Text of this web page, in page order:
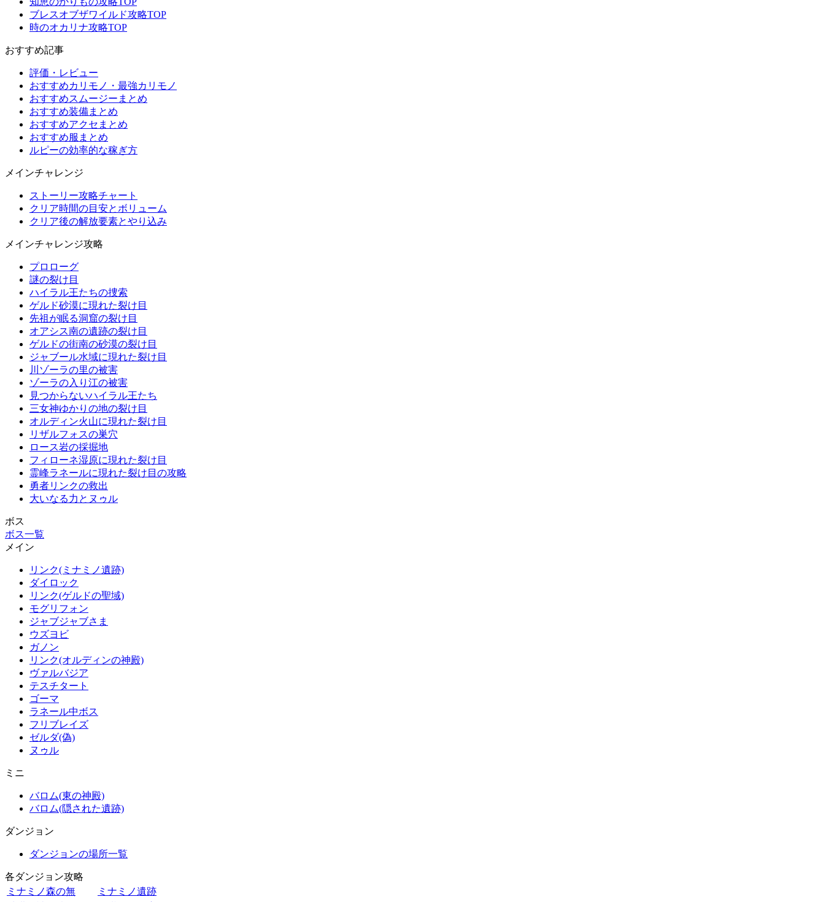
ブレスオブザワイルド攻略TOP
時のオカリナ攻略TOP
おすすめ記事
評価・レビュー
おすすめカリモノ・最強カリモノ
おすすめスムージーまとめ
おすすめ装備まとめ
おすすめアクセまとめ
おすすめ服まとめ
ルピーの効率的な稼ぎ方
メインチャレンジ
ストーリー攻略チャート
クリア時間の目安とボリューム
クリア後の解放要素とやり込み
メインチャレンジ攻略
プロローグ
謎の裂け目
ハイラル王たちの捜索
ゲルド砂漠に現れた裂け目
先祖が眠る洞窟の裂け目
オアシス南の遺跡の裂け目
ゲルドの街南の砂漠の裂け目
ジャブール水域に現れた裂け目
川ゾーラの里の被害
ゾーラの入り江の被害
見つからないハイラル王たち
三女神ゆかりの地の裂け目
オルディン火山に現れた裂け目
リザルフォスの巣穴
ロース岩の採掘地
フィローネ湿原に現れた裂け目
霊峰ラネールに現れた裂け目の攻略
勇者リンクの救出
大いなる力とヌゥル
ボス
ボス一覧
メイン
リンク(ミナミノ遺跡)
ダイロック
リンク(ゲルドの聖域)
モグリフォン
ジャブジャブさま
ウズヨビ
ガノン
リンク(オルディンの神殿)
ヴァルバジア
テスチタート
ゴーマ
ラネール中ボス
フリブレイズ
ゼルダ(偽)
ヌゥル
ミニ
バロム(東の神殿)
バロム(隠された遺跡)
ダンジョン
ダンジョンの場所一覧
各ダンジョン攻略
ミナミノ森の無
ミナミノ遺跡